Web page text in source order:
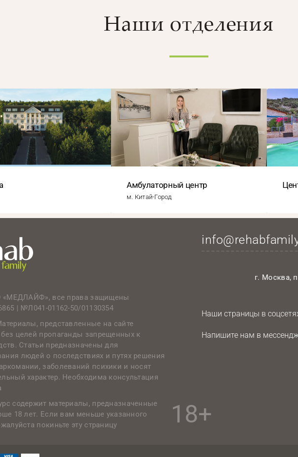
Наши отделения
Амбулаторный центр
м. Китай-Город
«МЕДЛАЙФ», все права защищены
| №Л041-01162-50/01130354
представленные на сайте
целей пропаганды запрещенных к
Статьи предназначены для
людей о последствиях и путях решения
заболеваний психики и носят
характер. Необходима консультация
содержит материалы, предназначенные
18 лет. Если вам меньше указанного
покиньте эту страницу
18+
г. Москва,
Наши страницы в
Напишите нам в